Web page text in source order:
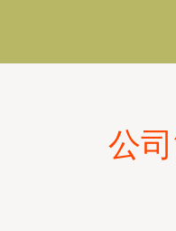
公